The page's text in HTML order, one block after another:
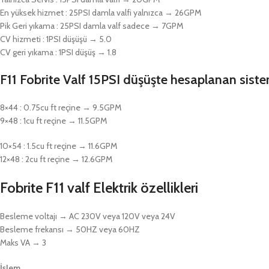
En yüksek hizmet : 25PSI damla valfi yalnızca → 26GPM
Pik Geri yıkama : 25PSI damla valf sadece → 7GPM
CV hizmeti : 1PSI düşüşü → 5.0
CV geri yıkama : 1PSI düşüş → 1.8
F11 Fobrite Valf 15PSI düşüşte hesaplanan
8×44 : 0.75cu ft reçine → 9.5GPM
9×48 : 1cu ft reçine → 11.5GPM
10×54 : 1.5cu ft reçine → 11.6GPM
12×48 : 2cu ft reçine → 12.6GPM
Fobrite F11 valf Elektrik özellikleri
Besleme voltajı → AC 230V veya 120V veya 24V
Besleme frekansı → 50HZ veya 60HZ
Maks VA → 3